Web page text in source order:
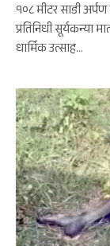
१०८ मीटर साडी
प्रतिनिधी सूर्यकन्या
धार्मिक उत्साह…